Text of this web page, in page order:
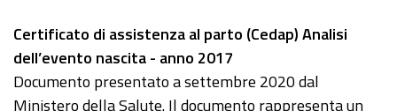
Certificato di assistenza al parto (Cedap) Analisi
dell’evento nascita - anno 2017
Documento presentato a settembre 2020 dal
Ministero della Salute. Il documento rappresenta un